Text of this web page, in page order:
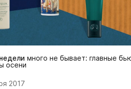
много не бывает: главные
осени
2017